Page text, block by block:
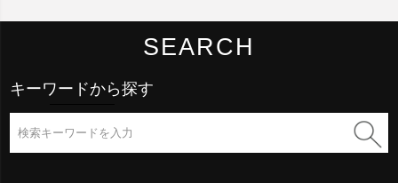
SEARCH
キーワードから探す